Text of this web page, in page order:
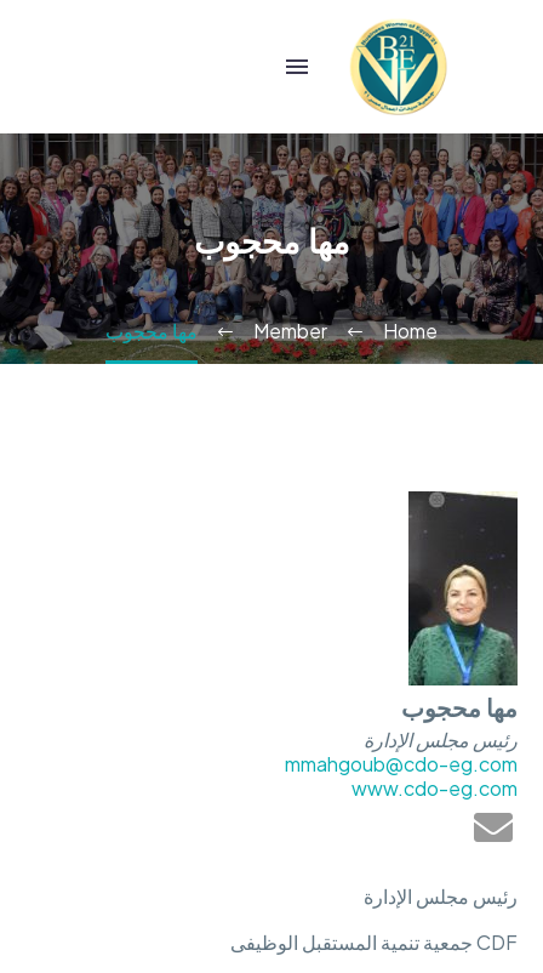
مها محجوب
Home
Member مها محجوب
مها محجوب
رئيس مجلس الإدارة
mmahgoub@cdo-eg.com
www.cdo-eg.com
رئيس مجلس الإدارة
CDF جمعية تنمية المستقبل الوظيفى